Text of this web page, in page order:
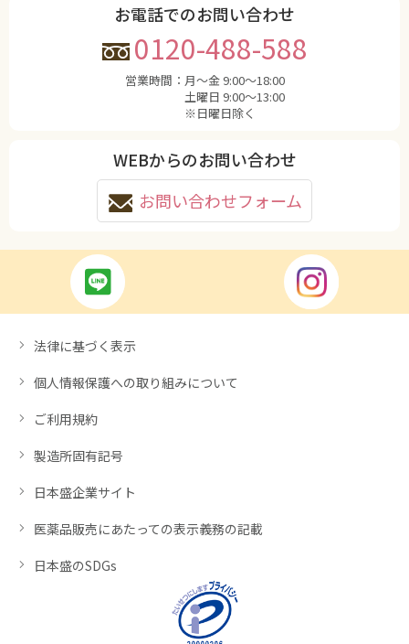
お電話でのお問い合わせ
0120-488-588
営業時間： 月〜金 9:00〜18:00
土曜日 9:00〜13:00
※日曜日除く
WEBからのお問い合わせ
お問い合わせフォーム
法律に基づく表示
個人情報保護への取り組みについて
ご利用規約
製造所固有記号
日本盛企業サイト
医薬品販売にあたっての表示義務の記載
日本盛のSDGs